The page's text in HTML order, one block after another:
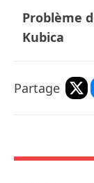
Problème
Kubica
Partage